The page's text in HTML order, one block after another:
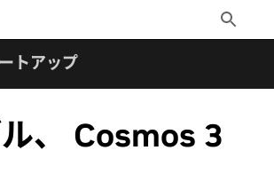
Toggle
Search
トアップ
、 Cosmos 3